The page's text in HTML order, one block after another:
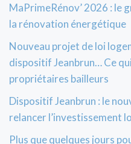
MaPrimeRénov’ 2026 : le
la rénovation énergétique
Nouveau projet de loi
dispositif Jeanbrun… Ce
propriétaires bailleurs
Dispositif Jeanbrun : le
relancer l’investissement
Plus que quelques jours